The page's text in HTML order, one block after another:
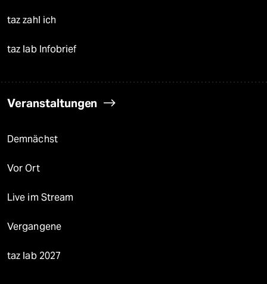
taz zahl ich
taz lab Infobrief
Veranstaltungen
Demnächst
Vor Ort
Live im Stream
Vergangene
taz lab 2027